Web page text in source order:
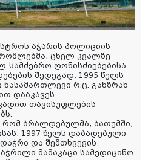
აჭარის პოლიციის
ცხელ კვალზე
სამძებრო ღონისძიებებისა
შედეგად, 1995 წელს
რ.ც. განზრახ
დააკავეს.
თავისუფლების
რომ ბრალდებულმა, ბათუმში,
1997 წელს დაბადებული
და შემთხვევის
მამაკაცი სამედიცინო